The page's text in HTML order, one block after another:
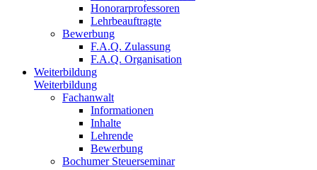
Honorarprofessoren
Lehrbeauftragte
Bewerbung
F.A.Q. Zulassung
F.A.Q. Organisation
Weiterbildung
Weiterbildung
Fachanwalt
Informationen
Inhalte
Lehrende
Bewerbung
Bochumer Steuerseminar